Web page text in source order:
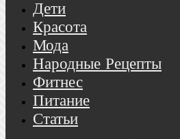
Дети
Красота
Мода
Народные Рецепты
Фитнес
Питание
Статьи